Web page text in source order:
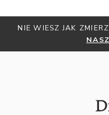
NIE WIESZ JAK